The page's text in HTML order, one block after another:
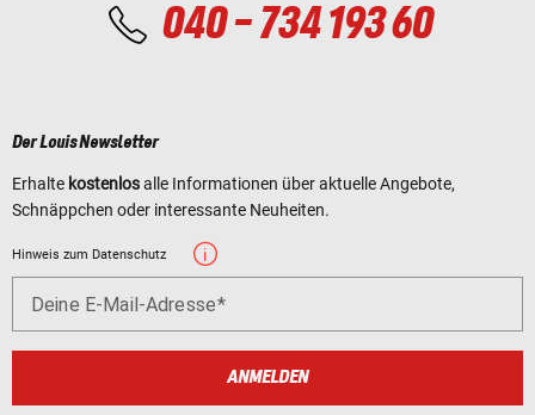
040 - 734 193 60
Der Louis Newsletter
Erhalte kostenlosalle Informationen über aktuelle Angebote,
Schnäppchen oder interessante Neuheiten.
Hinweis zum Datenschutz
Deine E-Mail-Adresse
ANMELDEN